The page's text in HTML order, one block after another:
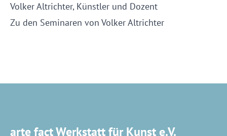
Volker Altrichter, Künstler und Dozent
Zu den Seminaren von Volker Altrichter
arte fact Werkstatt für Kunst e.V.